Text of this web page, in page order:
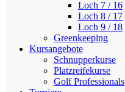
Loch 7 / 16
Loch 8 / 17
Loch 9 / 18
Greenkeeping
Kursangebote
Schnupperkurse
Platzreifekurse
Golf Professionals